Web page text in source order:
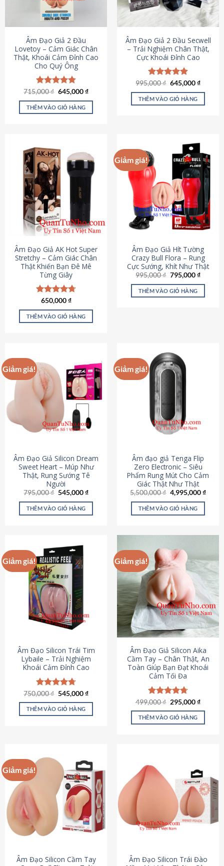
Âm Đạo Giả 2 Đầu
Lovetoy – Cảm Giác Chân
Thật, Khoái Cảm Đỉnh Cao
Cho Quý Ông
Được xếp
hạng4.79
5 sao
715,000₫ Giá
là:
715,000 ₫.
645,000₫Giá
tại
THÊM VÀO GIỎ HÀNG
Âm Đạo Giả 2 Đầu Secwell
– Trải Nghiệm Chân Thật,
Cực Khoái Đỉnh Cao
Được xếp
hạng4.88
5 sao
995,000₫ Giá
là:
995,000 ₫.
645,000₫Giá
tại
THÊM VÀO GIỎ HÀNG
Âm Đạo Giả AK Hot Super
Stretchy – Cảm Giác Chân
Thật Khiến Bạn Đê Mê
Từng Giây
Được xếp
hạng4.75
5 sao
650,000₫
THÊM VÀO GIỎ HÀNG
Giảm giá!
Âm Đạo Giả Hít Tường
Crazy Bull Flora – Rung
Cực Sướng, Khít Như Thật
995,000₫ Giá
là:
995,000 ₫.
795,000₫Giá
tại
THÊM VÀO GIỎ HÀNG
Giảm giá!
Âm Đạo Giả Silicon Dream
Sweet Heart – Múp Như
Thật, Rung Sướng Tê
Người
795,000₫ Giá
là:
795,000 ₫.
545,000₫Giá
tại
545,000 ₫.
THÊM VÀO GIỎ HÀNG
Giảm giá!
Âm đạo giả Tenga Flip
Zero Electronic – Siêu
Phẩm Rung Mút Cho Cảm
Giác Thật Như Thật
5,500,000₫ Giá
gốc
là:
5,500,000 ₫.
4,995,000₫Giá
THÊM VÀO GIỎ HÀNG
Giảm giá!
Âm Đạo Silicon Trái Tim
Lybaile – Trải Nghiệm
Khoái Cảm Đỉnh Cao
Được xếp
hạng4.70
5 sao
750,000₫ Giá
là:
750,000 ₫.
545,000₫Giá
tại
545,000 ₫.
THÊM VÀO GIỎ HÀNG
Giảm giá!
Âm Đạo Giả Silicon Aika
Cầm Tay – Chân Thật, An
Toàn Giúp Bạn Đạt Khoái
Cảm Tối Đa
Được xếp
hạng4.75
5 sao
499,000₫ Giá
là:
499,000 ₫.
295,000₫Giá
tại
THÊM VÀO GIỎ HÀNG
Giảm giá!
Âm Đạo Silicon Cầm Tay
Âm Đạo Silicon Trái Đào